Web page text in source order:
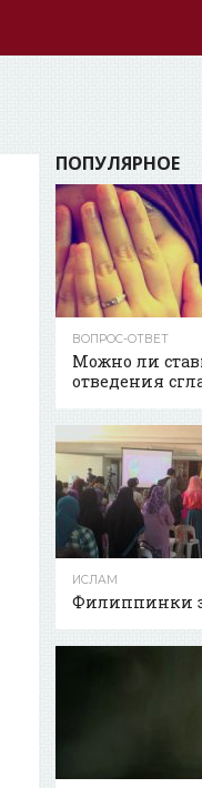
ПОПУЛЯРНОЕ
ВОПРОС-ОТВЕТ
Можно ли
отведения
ИСЛАМ
Филиппинки